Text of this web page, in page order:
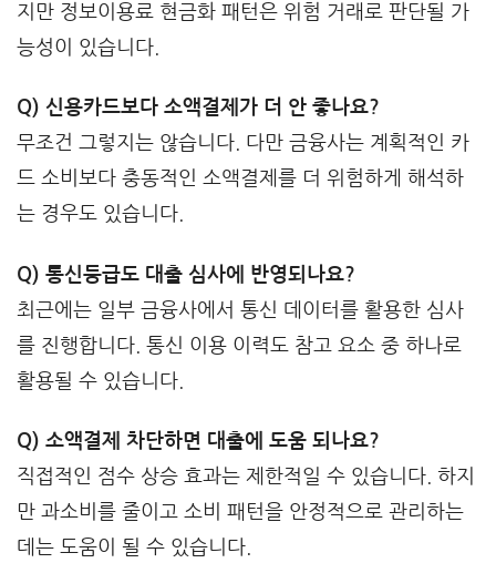
지만 정보이용료 현금화 패턴은 위험 거래로 판단될 가
능성이 있습니다.
Q) 신용카드보다 소액결제가 더 안 좋나요?
무조건 그렇지는 않습니다. 다만 금융사는 계획적인 카
드 소비보다 충동적인 소액결제를 더 위험하게 해석하
는 경우도 있습니다.
Q) 통신등급도 대출 심사에 반영되나요?
최근에는 일부 금융사에서 통신 데이터를 활용한 심사
를 진행합니다. 통신 이용 이력도 참고 요소 중 하나로
활용될 수 있습니다.
Q) 소액결제 차단하면 대출에 도움 되나요?
직접적인 점수 상승 효과는 제한적일 수 있습니다. 하지
만 과소비를 줄이고 소비 패턴을 안정적으로 관리하는
데는 도움이 될 수 있습니다.